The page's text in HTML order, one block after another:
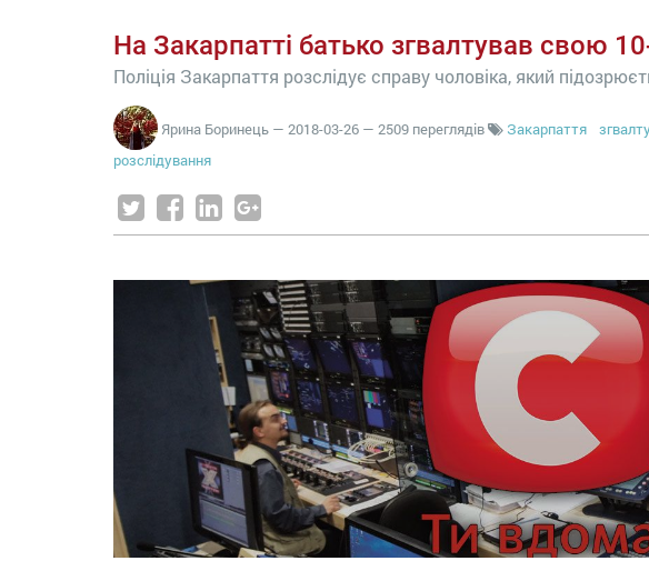
На Закарпатті батько згвалтував свою
Поліція Закарпаття розслідує справу чоловіка, який
Ярина Боринець — 2018-03-26 — 2509 переглядів Закарпаття
розслідування